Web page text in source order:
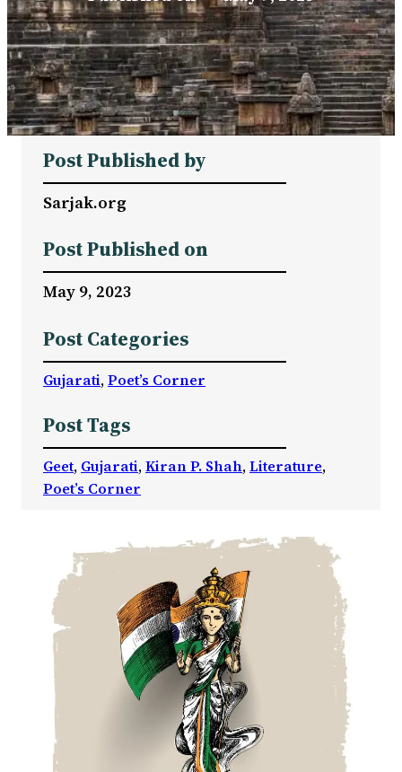
Post Published by
Sarjak.org
Post Published on
May 9, 2023
Post Categories
Gujarati, Poet’s Corner
Post Tags
Geet, Gujarati, Kiran P. Shah, Literature
Poet’s Corner